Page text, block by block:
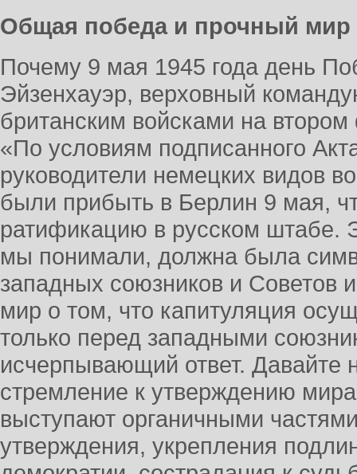
Общая победа и прочный мир
Почему 9 мая 1945 года день
Эйзенхауэр, верховный
британским войсками на
«По условиям подписанного
руководители немецких видов
были прибыть в Берлин 9 мая,
ратификацию в русском штабе.
мы понимали, должна была
западных союзников и Советов
мир о том, что капитуляция
только перед западными
исчерпывающий ответ. Давайте
стремление к утверждению
выступают органичными
утверждения, укрепления